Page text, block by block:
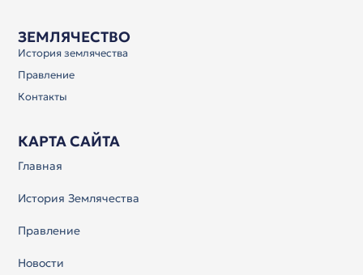
ЗЕМЛЯЧЕСТВО
История землячества
Правление
Контакты
КАРТА САЙТА
Главная
История Землячества
Правление
Новости